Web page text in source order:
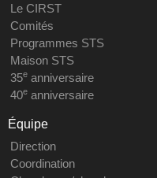
Le CIRST
Comités
Programmes STS
Maison STS
35eanniversaire
40eanniversaire
Équipe
Direction
Coordination